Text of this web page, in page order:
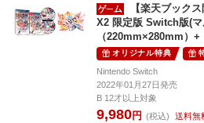
【楽天ブック
X2 限定版 Switch版(マ
（220mm×280mm）
オリジナル特典
Nintendo Switch
2022年01月27日発売
B 12才以上対象
9,980円 (税込) 送料無